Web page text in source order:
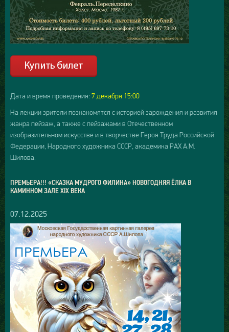
Дата и время проведения: 7 декабря 15:00
На лекции зрители познакомятся с историей зарождения и развития
жанра пейзаж, а также с пейзажами в Отечественном
изобразительном искусстве и в творчестве Героя Труда Российской
Федерации, Народного художника СССР, академика РАХ А.М.
Шилова.
ПРЕМЬЕРА!!! «СКАЗКА МУДРОГО ФИЛИНА» НОВОГОДНЯЯ ЁЛКА В
КАМИННОМ ЗАЛЕ XIX ВЕКА
07.12.2025